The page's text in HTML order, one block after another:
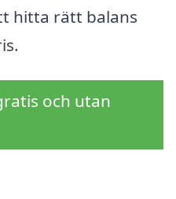
hitta rätt balans
och utan